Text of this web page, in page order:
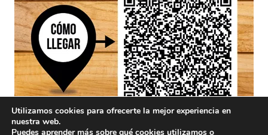
Utilizamos cookies para ofrecerte la mejor experiencia en
nuestra web.
Puedes aprender más sobre qué cookies utilizamos o